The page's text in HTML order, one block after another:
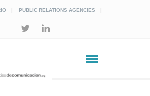
PUBLIC RELATIONS AGENCIES